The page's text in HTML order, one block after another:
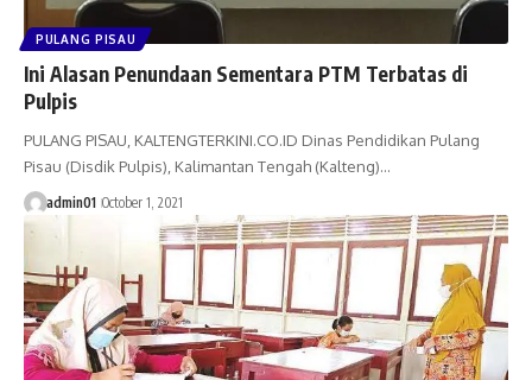
PULANG PISAU
Ini Alasan Penundaan Sementara PTM Terbatas di
Pulpis
PULANG PISAU, KALTENGTERKINI.CO.ID Dinas Pendidikan Pulang
Pisau (Disdik Pulpis), Kalimantan Tengah (Kalteng)…
admin01 October 1, 2021